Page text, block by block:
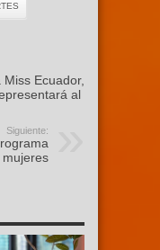
Ecuador,
al
Siguiente: